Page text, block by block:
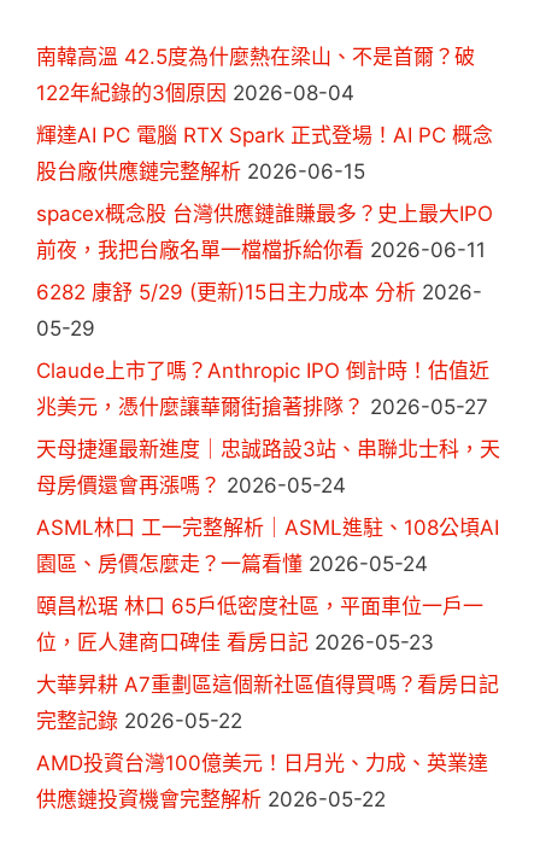
南韓高溫 42.5度為什麼熱在梁山、不是首爾？破
122年紀錄的3個原因 2026-08-04
輝達AI PC 電腦 RTX Spark 正式登場！AI PC 概念
股台廠供應鏈完整解析 2026-06-15
spacex概念股 台灣供應鏈誰賺最多？史上最大IPO
前夜，我把台廠名單一檔檔拆給你看 2026-06-11
6282 康舒 5/29 (更新)15日主力成本 分析 2026-
05-29
Claude上市了嗎？Anthropic IPO 倒計時！估值近
兆美元，憑什麼讓華爾街搶著排隊？ 2026-05-27
天母捷運最新進度｜忠誠路設3站、串聯北士科，天
母房價還會再漲嗎？ 2026-05-24
ASML林口 工一完整解析｜ASML進駐、108公頃AI
園區、房價怎麼走？一篇看懂 2026-05-24
頤昌松琚 林口 65戶低密度社區，平面車位一戶一
位，匠人建商口碑佳 看房日記 2026-05-23
大華昇耕 A7重劃區這個新社區值得買嗎？看房日記
完整記錄 2026-05-22
AMD投資台灣100億美元！日月光、力成、英業達
供應鏈投資機會完整解析 2026-05-22